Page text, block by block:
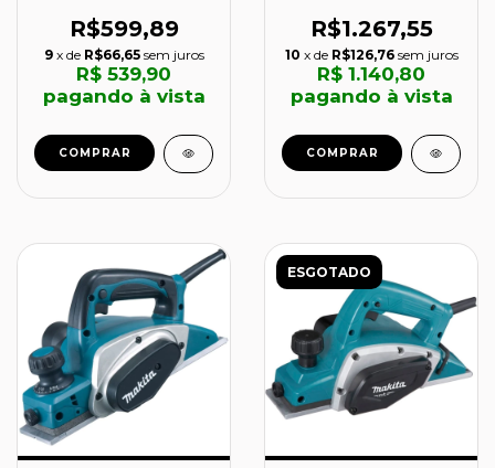
R$599,89
9 x de R$66,65 sem juros
R$ 539,90
pagando à vista
COMPRAR
R$1.267,55
10 x de R$126,76 sem juros
R$ 1.140,80
pagando à vista
COMPRAR
ESGOTADO